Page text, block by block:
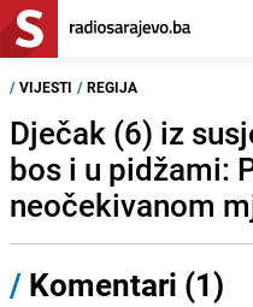
/ VIJESTI / REGIJA
Dječak (6) iz
bos i u pidžami:
neočekivanom
/ Komentari (1)